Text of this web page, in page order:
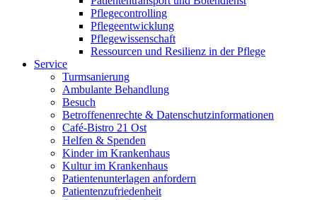
Pflegecontrolling
Pflegeentwicklung
Pflegewissenschaft
Ressourcen und Resilienz in der Pflege
Service
Turmsanierung
Ambulante Behandlung
Besuch
Betroffenenrechte & Datenschutzinformationen
Café-Bistro 21 Ost
Helfen & Spenden
Kinder im Krankenhaus
Kultur im Krankenhaus
Patientenunterlagen anfordern
Patientenzufriedenheit